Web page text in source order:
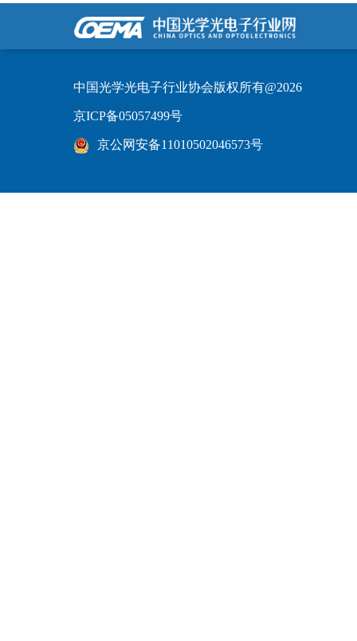
中国光学光电子行业协会版权所有@2026
京ICP备05057499号
京公网安备11010502046573号